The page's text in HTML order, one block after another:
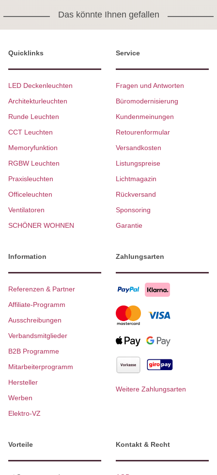
Das könnte Ihnen gefallen
Quicklinks
LED Deckenleuchten
Architekturleuchten
Runde Leuchten
CCT Leuchten
Memoryfunktion
RGBW Leuchten
Praxisleuchten
Officeleuchten
Ventilatoren
SCHÖNER WOHNEN
Service
Fragen und Antworten
Büromodernisierung
Kundenmeinungen
Retourenformular
Versandkosten
Listungspreise
Lichtmagazin
Rückversand
Sponsoring
Garantie
Information
Referenzen & Partner
Affiliate-Programm
Ausschreibungen
Verbandsmitglieder
B2B Programme
Mitarbeiterprogramm
Hersteller
Werben
Elektro-VZ
Zahlungsarten
Weitere Zahlungsarten
Vorteile Kontakt & Recht